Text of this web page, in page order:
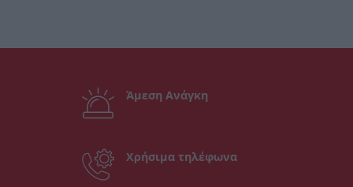
Άμεση Ανάγκη
Χρήσιμα τηλέφωνα